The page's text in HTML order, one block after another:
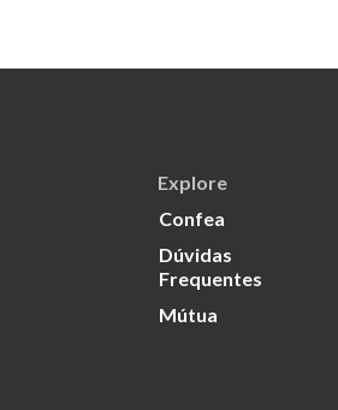
Explore
Confea
Dúvidas
Frequentes
Mútua